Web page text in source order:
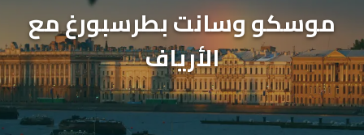
موسكو وسانت بطرسبورغ مع
الأرياف